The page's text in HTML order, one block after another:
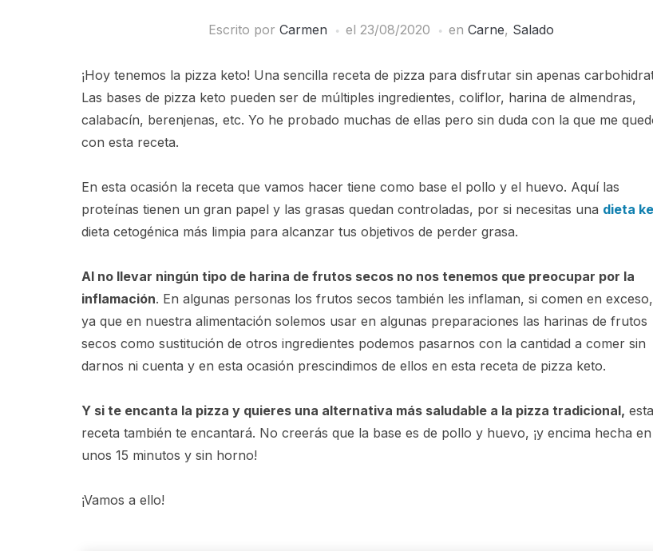
Escrito por Carmen el 23/08/2020 en Carne, Salado
¡Hoy tenemos la pizza keto! Una sencilla receta de pizza para disfrutar sin apenas
Las bases de pizza keto pueden ser de múltiples ingredientes, coliflor, harina de almendras,
calabacín, berenjenas, etc. Yo he probado muchas de ellas pero sin duda con la que me
con esta receta.
En esta ocasión la receta que vamos hacer tiene como base el pollo y el huevo. Aquí las
proteínas tienen un gran papel y las grasas quedan controladas, por si necesitas una dieta
dieta cetogénica más limpia para alcanzar tus objetivos de perder grasa.
Al no llevar ningún tipo de harina de frutos secos no nos tenemos que preocupar por la
inflamación. En algunas personas los frutos secos también les inflaman, si comen en
ya que en nuestra alimentación solemos usar en algunas preparaciones las harinas de frutos
secos como sustitución de otros ingredientes podemos pasarnos con la cantidad a comer sin
darnos ni cuenta y en esta ocasión prescindimos de ellos en esta receta de pizza keto.
Y si te encanta la pizza y quieres una alternativa más saludable a la pizza tradicional, esta
receta también te encantará. No creerás que la base es de pollo y huevo, ¡y encima hecha en
unos 15 minutos y sin horno!
¡Vamos a ello!